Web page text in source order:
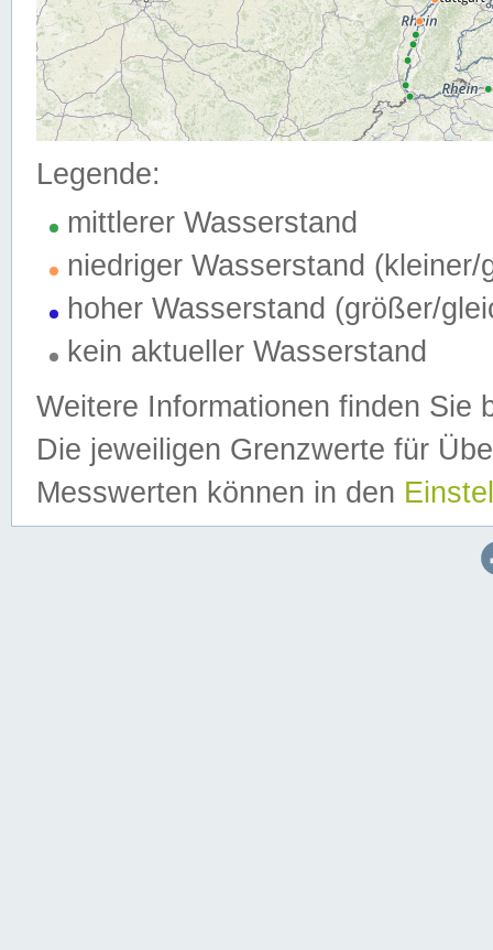
Legende:
mittlerer Wasserstand
niedriger Wasserstand (kleiner/
hoher Wasserstand (größer/
kein aktueller Wasserstand
Weitere Informationen finden Sie
Die jeweiligen Grenzwerte für
Messwerten können in den